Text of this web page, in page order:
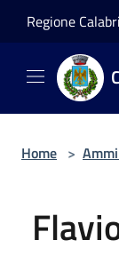
Regione
Home >